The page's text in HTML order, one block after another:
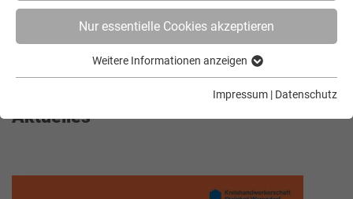
Nur essentielle Cookies akzeptieren
Weitere Informationen anzeigen
Impressum | Datenschutz
AKTUELLES
Aktuelles